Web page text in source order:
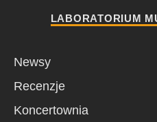
LABORATORIUM
Newsy
Recenzje
Koncertownia